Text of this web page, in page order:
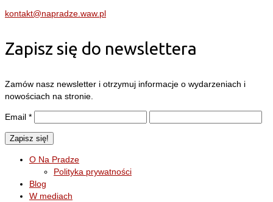
kontakt@napradze.waw.pl
Zapisz się do newslettera
Zamów nasz newsletter i otrzymuj informacje o wydarzeniach i
nowościach na stronie.
Email *
O Na Pradze
Polityka prywatności
Blog
W mediach